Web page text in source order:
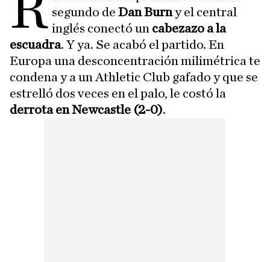
segundo deDan Burny el central
inglés conectó un cabezazo a la
escuadra. Y ya. Se acabó el partido. En
Europa una desconcentración milimétrica te
condena y a un Athletic Club gafado y que se
estrelló dos veces en el palo, le costó la
derrota en Newcastle (2-0).